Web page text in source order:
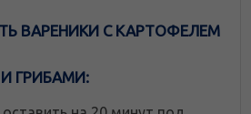
ВАРЕНИКИ С КАРТОФЕЛЕМ
И ГРИБАМИ: